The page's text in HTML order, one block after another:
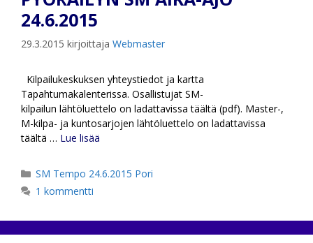
24.6.2015
29.3.2015 kirjoittaja Webmaster
Kilpailukeskuksen yhteystiedot ja kartta
Tapahtumakalenterissa. Osallistujat SM-
kilpailun lähtöluettelo on ladattavissa täältä (pdf). Master-,
M-kilpa- ja kuntosarjojen lähtöluettelo on ladattavissa
täältä … Lue lisää
Kategoriat
SM Tempo 24.6.2015 Pori
1 kommentti